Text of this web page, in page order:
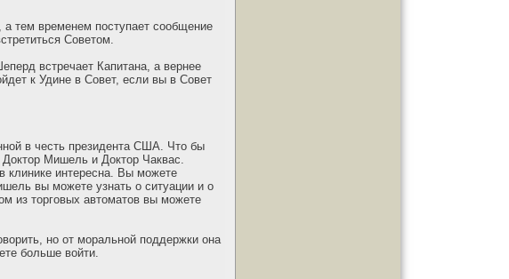
тем временем поступает сообщение
Советом.
встречает Капитана, а вернее
к Удине в Совет, если вы в Совет
в честь президента США. Что бы
Мишель и Доктор Чаквас.
клинике интересна. Вы можете
вы можете узнать о ситуации и о
из торговых автоматов вы можете
но от моральной поддержки она
больше войти.